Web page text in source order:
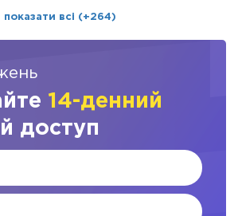
показати всі (+264)
14-денний
доступ